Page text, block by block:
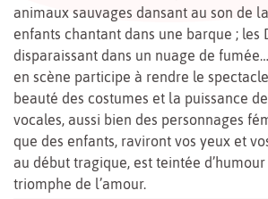
animaux sauvages dansant au son de
enfants chantant dans une barque ; les
disparaissant dans un nuage de
en scène participe à rendre le
beauté des costumes et la puissance
vocales, aussi bien des personnages
que des enfants, raviront vos yeux et
au début tragique, est teintée d’humour
triomphe de l’amour.